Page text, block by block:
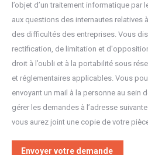
l’objet d’un traitement informatique par
aux questions des internautes relatives
des difficultés des entreprises. Vous
rectification, de limitation et
droit à l’oubli et à la portabilité sous
et réglementaires applicables. Vous
envoyant un mail à la personne au sein
gérer les demandes à l’adresse
vous aurez joint une copie de votre
Envoyer votre demande